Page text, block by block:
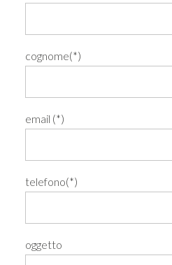
cognome(*)
email (*)
telefono(*)
oggetto